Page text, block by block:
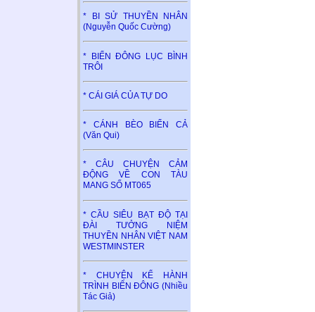
* BI SỬ THUYỀN NHÂN
(Nguyễn Quốc Cường)
* BIỂN ĐÔNG LỤC BÌNH
TRÔI
* CÁI GIÁ CỦA TỰ DO
* CÁNH BÈO BIỂN CẢ
(Văn Qui)
* CÂU CHUYỆN CẢM
ĐỘNG VỀ CON TÀU
MANG SỐ MT065
* CẦU SIÊU BẠT ĐỘ TẠI
ĐÀI TƯỞNG NIỆM
THUYỀN NHÂN VIỆT NAM
WESTMINSTER
* CHUYỆN KỂ HÀNH
TRÌNH BIỂN ĐÔNG (Nhiều
Tác Giả)